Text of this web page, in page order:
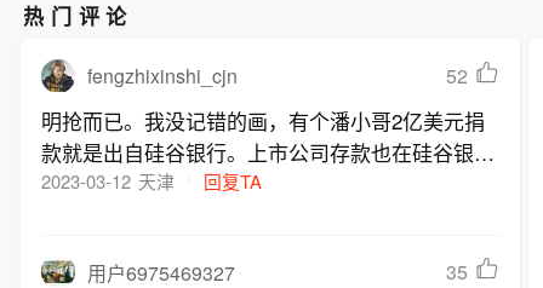
热门评论
fengzhixinshi_cjn 52
明抢而已。我没记错的画，有个潘小哥2亿美元捐
款就是出自硅谷银行。上市公司存款也在硅谷银
行。美国精英摊牌了，不装了，就抢~！怎么滴
2023-03-12 天津 回复TA
用户6975469327 35